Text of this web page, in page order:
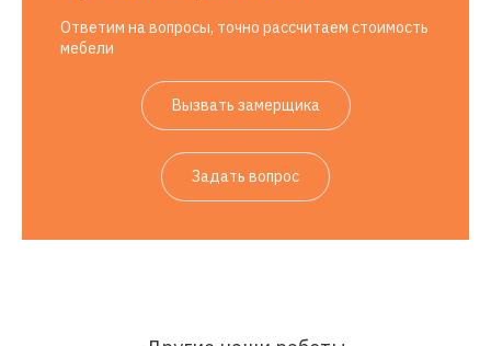
Ответим на вопросы, точно рассчитаем стоимость
мебели
Вызвать замерщика
Задать вопрос